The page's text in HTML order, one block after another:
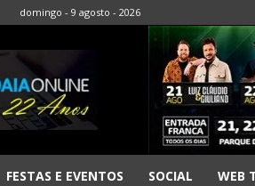
domingo - 9 agosto - 2026
FESTAS E EVENTOS SOCIAL WEB